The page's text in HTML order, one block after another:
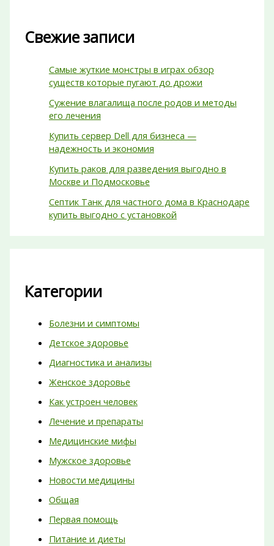
Свежие записи
Самые жуткие монстры в играх обзор
существ которые пугают до дрожи
Сужение влагалища после родов и методы
его лечения
Купить сервер Dell для бизнеса —
надежность и экономия
Купить раков для разведения выгодно в
Москве и Подмосковье
Септик Танк для частного дома в Краснодаре
купить выгодно с установкой
Категории
Болезни и симптомы
Детское здоровье
Диагностика и анализы
Женское здоровье
Как устроен человек
Лечение и препараты
Медицинские мифы
Мужское здоровье
Новости медицины
Общая
Первая помощь
Питание и диеты